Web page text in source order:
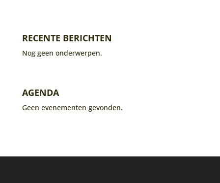
RECENTE BERICHTEN
Nog geen onderwerpen.
AGENDA
Geen evenementen gevonden.